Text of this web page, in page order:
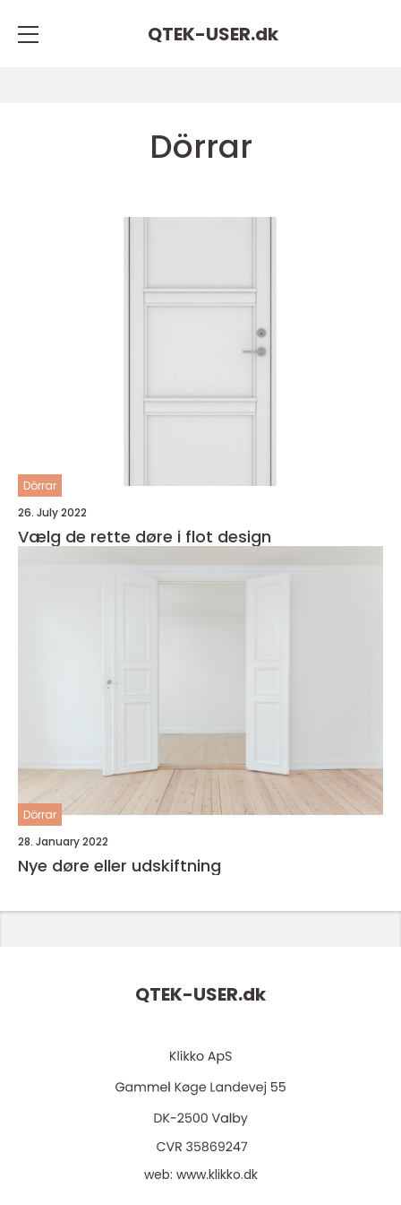
QTEK-USER.dk
Dörrar
Dörrar
26. July 2022
Vælg de rette døre i flot design
Dörrar
28. January 2022
Nye døre eller udskiftning
QTEK-USER.dk
web: www.klikko.dk